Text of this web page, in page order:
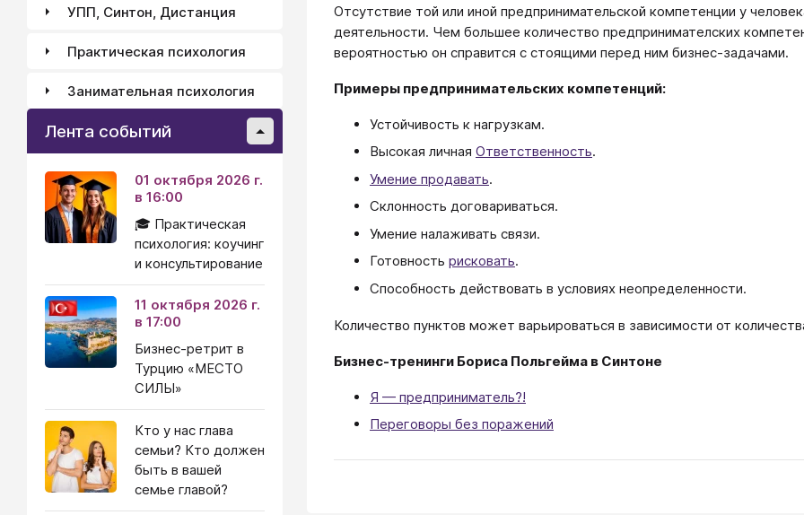
Отсутствие той или иной предпринимательской компетенции у
деятельности. Чем большее количество предпринимателских
вероятностью он cправится с стоящими перед ним бизнес-задачами.
Примеры предпринимательских компетенций:
Устойчивость к нагрузкам.
Высокая личная Ответственность.
Умение продавать.
Склонность договариваться.
Умение налаживать связи.
Готовность рисковать.
Способность действовать в условиях неопределенности.
Количество пунктов может варьироваться в зависимости от
Бизнес-тренинги Бориса Польгейма в Синтоне
Я — предприниматель?!
Переговоры без поражений
УПП, Синтон, Дистанция
Практическая психология
Занимательная психология
Лента событий
01 октября 2026 г.
в 16:00
🎓 Практическая
психология: коучинг
и консультирование
11 октября 2026 г.
в 17:00
Бизнес-ретрит в
Турцию «МЕСТО
СИЛЫ»
Кто у нас глава
семьи? Кто должен
быть в вашей
семье главой?